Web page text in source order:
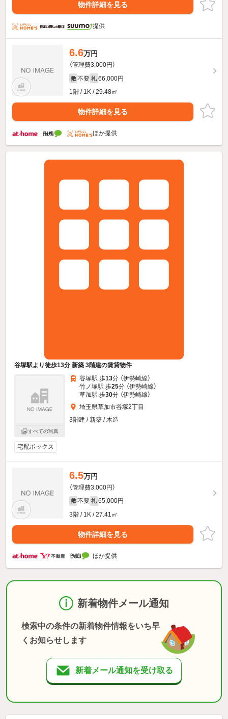
物件詳細を見る
提供
6.6万円
（管理費3,000円）
敷 不要 礼 66,000円
1階 / 1K / 29.48㎡
物件詳細を見る
ほか提供
谷塚駅より徒歩13分 新築 3階建の賃貸物件
すべての写真
谷塚駅 歩13分 （伊勢崎線）
竹ノ塚駅 歩25分 （伊勢崎線）
草加駅 歩30分 （伊勢崎線）
埼玉県草加市谷塚2丁目
3階建 / 新築 / 木造
宅配ボックス
6.5万円
（管理費3,000円）
敷 不要 礼 65,000円
3階 / 1K / 27.41㎡
物件詳細を見る
ほか提供
新着物件メール通知
検索中の条件の新着物件情報をいち早
くお知らせします
新着メール通知を受け取る